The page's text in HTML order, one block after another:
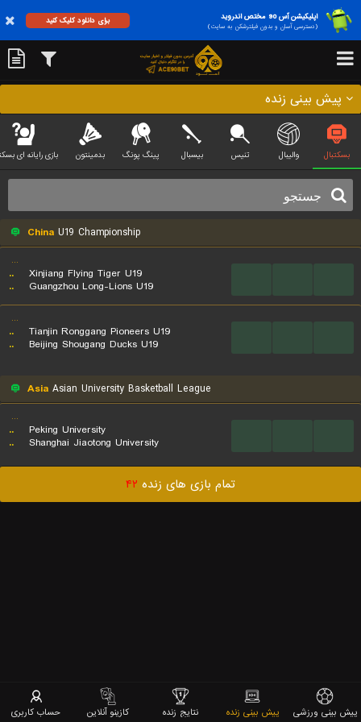
اپلیکیشن آس 90 مختص اندروید
(دسترسی آسان و بدون فیلترشکن به سایت)
برای دانلود کلیک کنید
پیش بینی زنده
بسکتبال والیبال تنیس بیسبال پینگ پونگ بدمینتون بازی رایانه ای
China U19 Championship
...
..
Xinjiang Flying Tiger U19
..
Guangzhou Long-Lions U19
...
..
Tianjin Ronggang Pioneers U19
..
Beijing Shougang Ducks U19
Asia Asian University Basketball League
...
..
Peking University
..
Shanghai Jiaotong University
تمام بازی های زنده ۴۲
پیش بینی ورزشی پیش بینی زنده نتایج زنده کازینو آنلاین حساب کاربری